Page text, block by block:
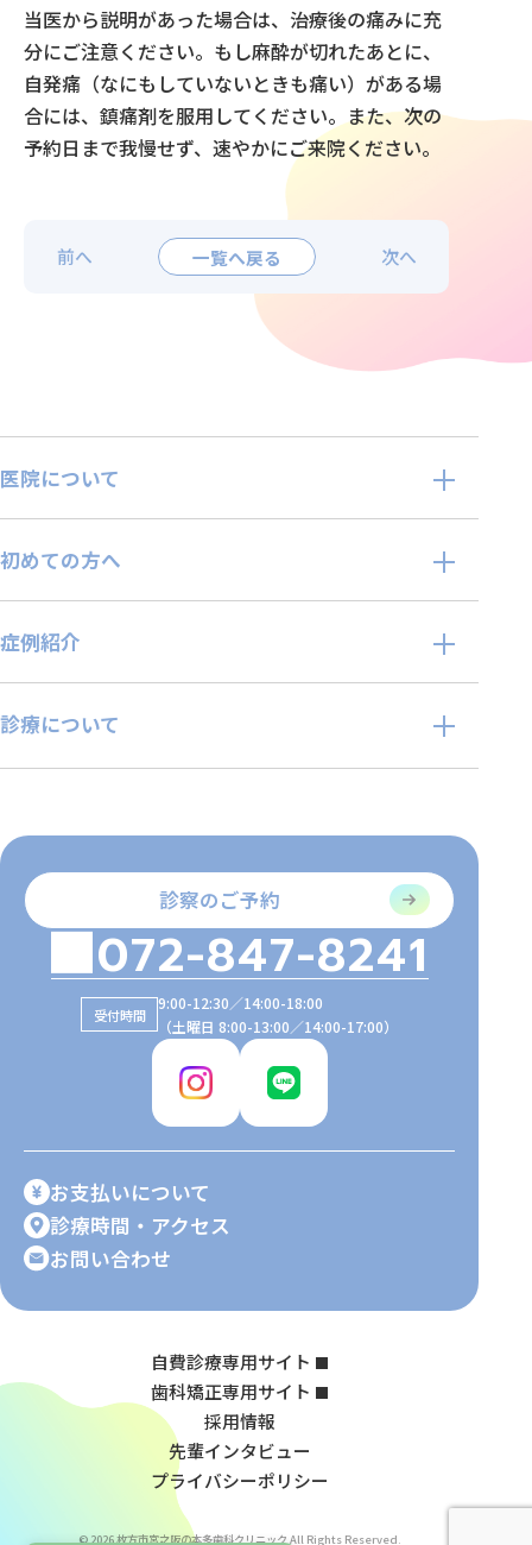
当医から説明があった場合は、治療後の痛みに充
分にご注意ください。もし麻酔が切れたあとに、
自発痛（なにもしていないときも痛い）がある場
合には、鎮痛剤を服用してください。また、次の
予約日まで我慢せず、速やかにご来院ください。
前へ 一覧へ戻る 次へ
医院について
初めての方へ
症例紹介
診療について
診察のご予約
072-847-8241
受付時間
9:00-12:30／14:00-18:00
（土曜日 8:00-13:00／14:00-17:00）
お支払いについて
診療時間・アクセス
お問い合わせ
自費診療専用サイト
歯科矯正専用サイト
採用情報
先輩インタビュー
プライバシーポリシー
© 2026 枚方市宮之阪の本多歯科クリニック All Rights Reserved.